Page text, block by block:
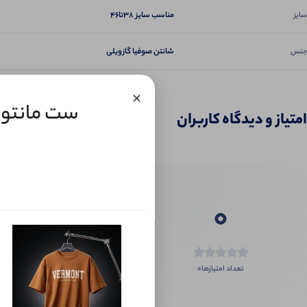
سایز مناسب سایز 38تا46
جنس شانتن صوفیا گازویلی
امتیاز و دیدگاه کاربران
0
تعداد امتیازها0
اگر این
× ست مانتو